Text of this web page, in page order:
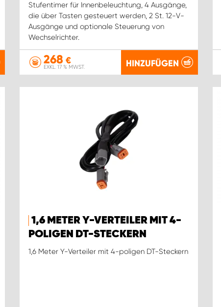
Stufentimer für Innenbeleuchtung, 4 Ausgänge,
die über Tasten gesteuert werden, 2 St. 12-V-
Ausgänge und optionale Steuerung von
Wechselrichter.
268 €
EXKL. 17 % MWST. HINZUFÜGEN
1,6 METER Y-VERTEILER MIT 4-
POLIGEN DT-STECKERN
1,6 Meter Y-Verteiler mit 4-poligen DT-Steckern